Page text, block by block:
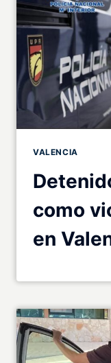
VALENCIA
como
en